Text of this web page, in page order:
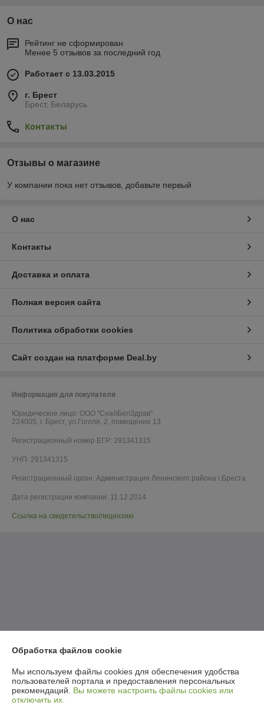
О нас
Рейтинг не сформирован
Менее 5 отзывов за последний год
Работает с 13.03.2015
г. Брест
Брест, Беларусь
Контакты
Отзывы о магазине
У компании пока нет отзывов, добавьте первый
О нас
Контакты
Доставка и оплата
Полная версия сайта
Политика обработки cookies
Сайт создан на платформе Deal.by
Информация для покупателя
Юридическое лицо: ООО "СнабБелЗдрав"
224005, г. Брест, ул.Гоголя, 2, помещение 13
Регистрационный номер ЕГР: 291341315
УНП: 291341315
Регистрационный орган: Администрация Ленинского района г.Бреста
Дата регистрации компании: 11.12.2014
Ссылка на свидетельство/лицензию
Обработка файлов cookie
Мы используем файлы cookies для обеспечения удобства
пользователей портала и предоставления персональных
рекомендаций. Вы можете настроить файлы cookies или
отключить их.